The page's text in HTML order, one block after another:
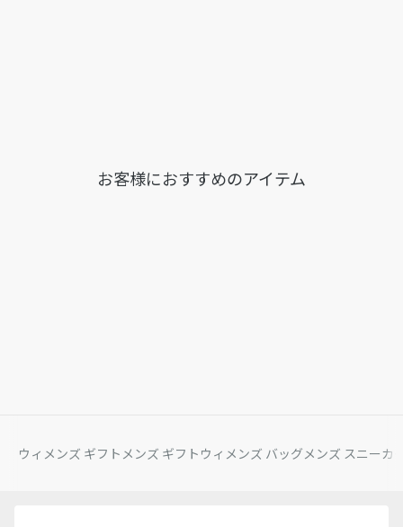
お客様におすすめのアイテム
ウィメンズ ギフト メンズ ギフト ウィメンズ バッグ メンズ スニーカ